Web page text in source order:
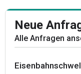
Neue
Alle Anfragen